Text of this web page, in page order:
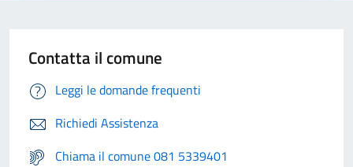
Contatta il comune
Leggi le domande frequenti
Richiedi Assistenza
Chiama il comune 081 5339401